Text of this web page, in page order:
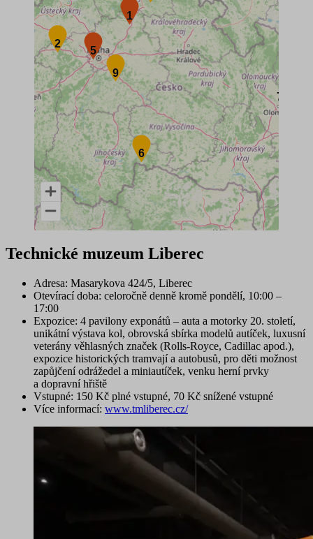
1
1
2
2
5
5
6
6
77
9
9
Technické muzeum Liberec
Adresa: Masarykova 424/5, Liberec
Otevírací doba: celoročně denně kromě pondělí, 10:00 –
17:00
Expozice: 4 pavilony exponátů – auta a motorky 20. století,
unikátní výstava kol, obrovská sbírka modelů autíček, luxusní
veterány věhlasných značek (Rolls-Royce, Cadillac apod.),
expozice historických tramvají a autobusů, pro děti možnost
zapůjčení odrážedel a miniautíček, venku herní prvky
a dopravní hřiště
Vstupné: 150 Kč plné vstupné, 70 Kč snížené vstupné
Více informací: www.tmliberec.cz/